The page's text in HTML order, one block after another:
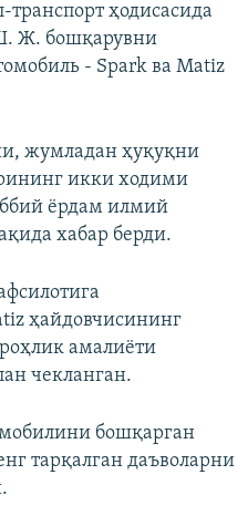
ҳодисасида
Ж. бошқарувни
- Spark ва Matiz
жумладан ҳуқуқни
икки ходими
ёрдам илмий
хабар берди.
ҳайдовчисининг
амалиёти
чекланган.
бошқарган
тарқалган даъволарни